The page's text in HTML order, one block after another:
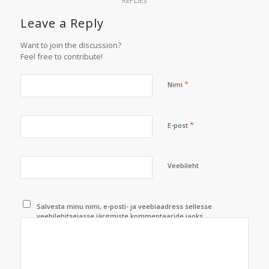
Leave a Reply
Want to join the discussion?
Feel free to contribute!
Nimi *
E-post *
Veebileht
Salvesta minu nimi, e-posti- ja veebiaadress sellesse
veebilehitsejasse järgmiste kommentaaride jaoks.